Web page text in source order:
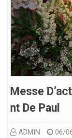
Messe
Nt De Paul
ADMIN 06/